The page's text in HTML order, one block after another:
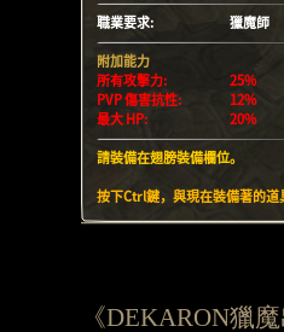
《DEKARON獵